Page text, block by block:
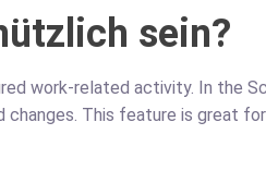
sein?
work-related activity. In the
This feature is great